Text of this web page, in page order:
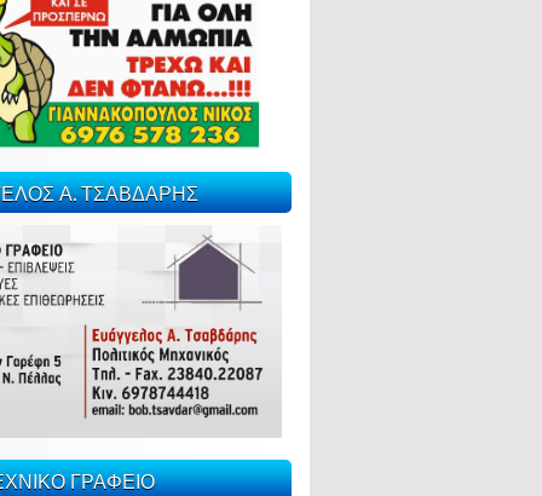
Α. ΤΣΑΒΔΑΡΗΣ
ΓΡΑΦΕΙΟ